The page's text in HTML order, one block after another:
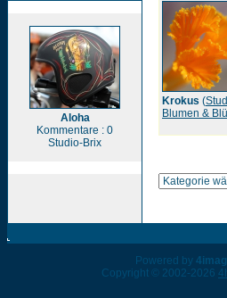
Aloha
Kommentare : 0
Studio-Brix
Krokus (
Blumen &
Powered by
Copyright © 2002-2026